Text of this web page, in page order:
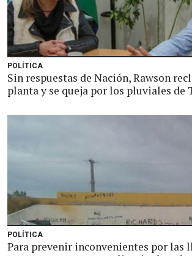
POLÍTICA
Sin respuestas de Nación, Rawson
planta y se queja por los pluviales de
POLÍTICA
Para prevenir inconvenientes por las